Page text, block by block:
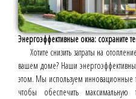
Энергоэффективные окна: сохраните
Хотите снизить затраты на
вашем доме? Наши
этом. Мы используем инновационные
чтобы обеспечить максимальную